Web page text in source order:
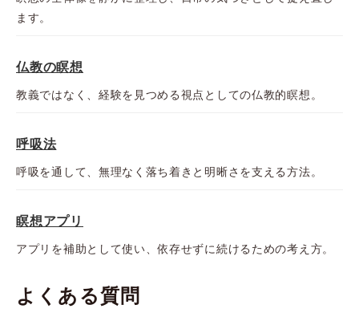
ます。
仏教の瞑想
教義ではなく、経験を見つめる視点としての仏教的瞑想。
呼吸法
呼吸を通して、無理なく落ち着きと明晰さを支える方法。
瞑想アプリ
アプリを補助として使い、依存せずに続けるための考え方。
よくある質問